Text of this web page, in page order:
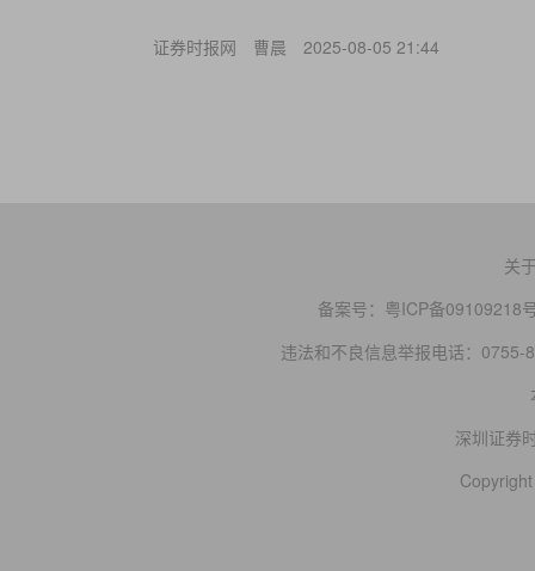
证券时报网 曹晨 2025-08-05 21:44
关
备案号： 粤ICP备09109218
违法和不良信息举报电话：0755-
深圳证券